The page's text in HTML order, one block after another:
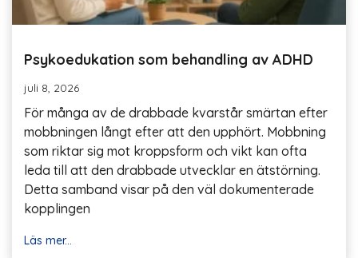
Psykoedukation som behandling av ADHD
juli 8, 2026
För många av de drabbade kvarstår smärtan efter
mobbningen långt efter att den upphört. Mobbning
som riktar sig mot kroppsform och vikt kan ofta
leda till att den drabbade utvecklar en ätstörning.
Detta samband visar på den väl dokumenterade
kopplingen
Läs mer...